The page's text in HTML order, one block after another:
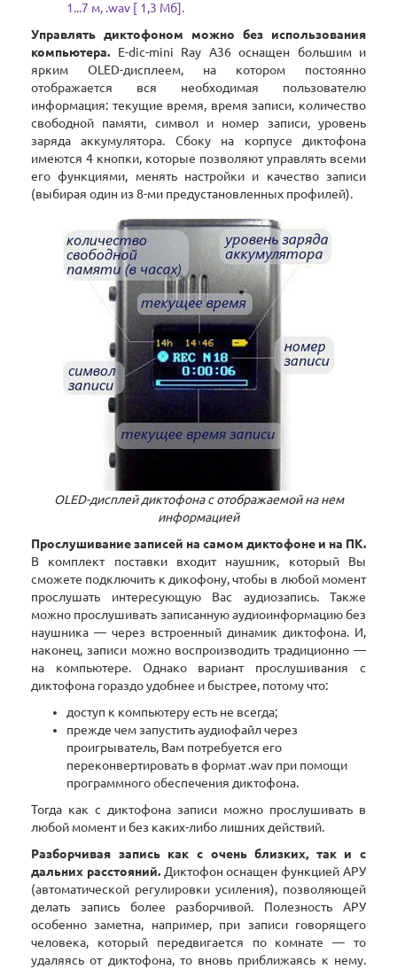
1...7 м, .wav [ 1,3 Мб].
Управлять диктофоном можно без использования
компьютера. E-dic-mini Ray А36 оснащен большим и
ярким OLED-дисплеем, на котором постоянно
отображается вся необходимая пользователю
информация: текущие время, время записи, количество
свободной памяти, символ и номер записи, уровень
заряда аккумулятора. Сбоку на корпусе диктофона
имеются 4 кнопки, которые позволяют управлять всеми
его функциями, менять настройки и качество записи
(выбирая один из 8-ми предустановленных профилей).
OLED-дисплей диктофона с отображаемой на нем
информацией
Прослушивание записей на самом диктофоне и на ПК.
В комплект поставки входит наушник, который Вы
сможете подключить к дикофону, чтобы в любой момент
прослушать интересующую Вас аудиозапись. Также
можно прослушивать записанную аудиоинформацию без
наушника — через встроенный динамик диктофона. И,
наконец, записи можно воспроизводить традиционно —
на компьютере. Однако вариант прослушивания с
диктофона гораздо удобнее и быстрее, потому что:
доступ к компьютеру есть не всегда;
прежде чем запустить аудиофайл через
проигрыватель, Вам потребуется его
переконвертировать в формат .wav при помощи
программного обеспечения диктофона.
Тогда как с диктофона записи можно прослушивать в
любой момент и без каких-либо лишних действий.
Разборчивая запись как с очень близких, так и с
дальних расстояний.Диктофон оснащен функцией АРУ
(автоматической регулировки усиления), позволяющей
делать запись более разборчивой. Полезность АРУ
особенно заметна, например, при записи говорящего
человека, который передвигается по комнате — то
удаляясь от диктофона, то вновь приближаясь к нему.